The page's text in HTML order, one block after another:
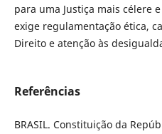
para uma Justiça mais célere
exige regulamentação ética,
Direito e atenção às
Referências
BRASIL. Constituição da